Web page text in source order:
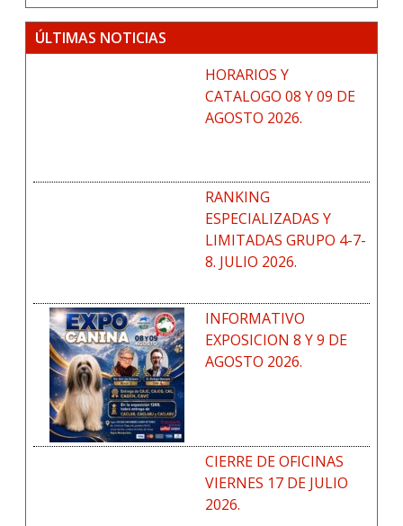
ÚLTIMAS NOTICIAS
HORARIOS Y
CATALOGO 08 Y 09 DE
AGOSTO 2026.
RANKING
ESPECIALIZADAS Y
LIMITADAS GRUPO 4-7-
8. JULIO 2026.
INFORMATIVO
EXPOSICION 8 Y 9 DE
AGOSTO 2026.
CIERRE DE OFICINAS
VIERNES 17 DE JULIO
2026.